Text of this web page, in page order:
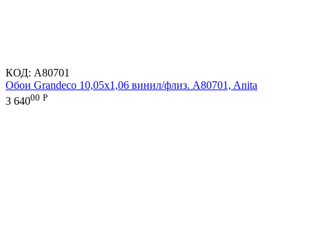
КОД: A80701
Обои Grandeco 10,05х1,06 винил/флиз. A80701, Anita
3 64000 Р